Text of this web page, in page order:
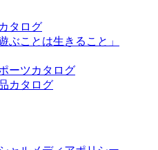
タログ
ぶことは生きること」
ーツカタログ
カタログ